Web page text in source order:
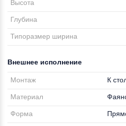
Высота
Глубина
Типоразмер ширина
Внешнее исполнение
Монтаж К
Материал
Форма